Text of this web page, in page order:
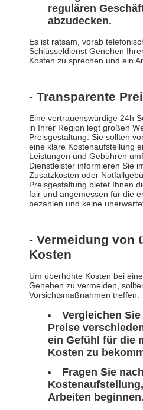
regulären
abzudecken.
Es ist ratsam, vorab
Schlüsseldienst Genehen
Kosten zu sprechen und ein
- Transparente
Eine vertrauenswürdige 24h
in Ihrer Region legt großen
Preisgestaltung. Sie sollten
eine klare Kostenaufstellung
Leistungen und Gebühren
Dienstleister informieren Sie
Zusatzkosten oder
Preisgestaltung bietet Ihnen
fair und angemessen für die
bezahlen und keine
- Vermeidung von
Kosten
Um überhöhte Kosten bei
Genehen zu vermeiden,
Vorsichtsmaßnahmen treffen:
Vergleichen
Preise
ein Gefühl für die
Kosten zu
Fragen Sie
Arbeiten beginnen.